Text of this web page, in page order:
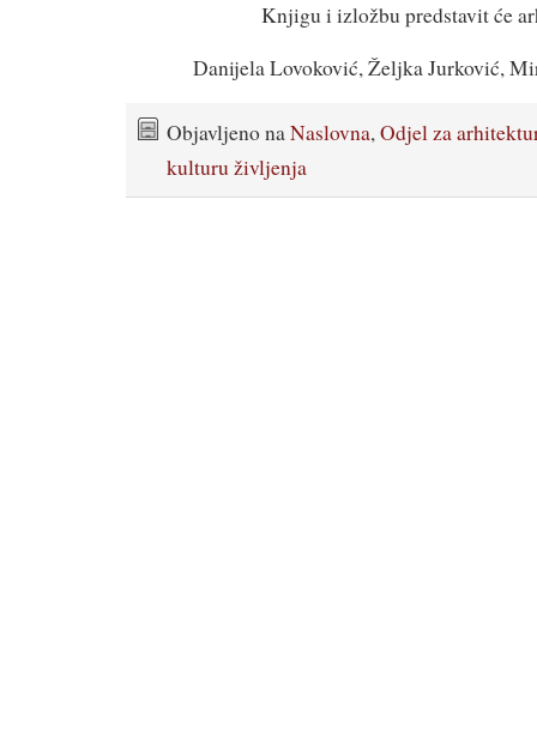
Knjigu i izložbu predstavit će
Danijela Lovoković, Željka Jurković,
Objavljeno naNaslovna,Odjel za
kulturu življenja